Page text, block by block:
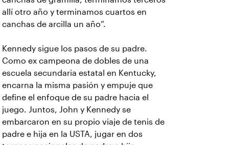
allí otro año y terminamos cuartos en
canchas de arcilla un año”.
Kennedy sigue los pasos de su padre.
Como ex campeona de dobles de una
escuela secundaria estatal en Kentucky,
encarna la misma pasión y empuje que
define el enfoque de su padre hacia el
juego. Juntos, John y Kennedy se
embarcaron en su propio viaje de tenis de
padre e hija en la USTA, jugar en dos